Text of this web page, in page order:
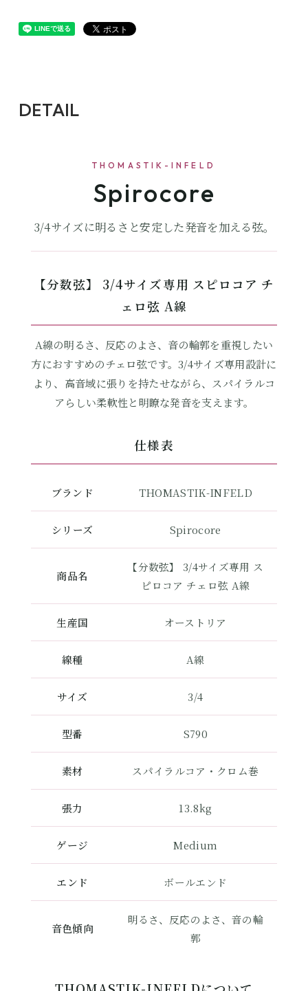
DETAIL
THOMASTIK-INFELD
Spirocore
3/4サイズに明るさと安定した発音を加える弦。
【分数弦】 3/4サイズ専用 スピロコア チ
ェロ弦 A線
A線の明るさ、反応のよさ、音の輪郭を重視したい
方におすすめのチェロ弦です。3/4サイズ専用設計に
より、高音域に張りを持たせながら、スパイラルコ
アらしい柔軟性と明瞭な発音を支えます。
仕様表
ブランド THOMASTIK-INFELD
シリーズ Spirocore
商品名
【分数弦】 3/4サイズ専用 ス
ピロコア チェロ弦 A線
生産国 オーストリア
線種 A線
サイズ 3/4
型番 S790
素材 スパイラルコア・クロム巻
張力 13.8kg
ゲージ Medium
エンド ボールエンド
音色傾向
明るさ、反応のよさ、音の輪
郭